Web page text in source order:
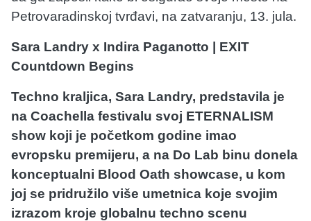
Petrovaradinskoj tvrđavi, na zatvaranju, 13. jula.
Sara Landry x Indira Paganotto | EXIT
Countdown Begins
Techno kraljica, Sara Landry, predstavila je
na Coachella festivalu svoj ETERNALISM
show koji je početkom godine imao
evropsku premijeru, a na Do Lab binu donela
konceptualni Blood Oath showcase, u kom
joj se pridružilo više umetnica koje svojim
izrazom kroje globalnu techno scenu